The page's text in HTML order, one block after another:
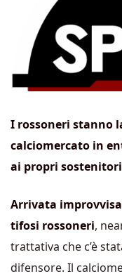
I rossoneri stanno
calciomercato in
ai propri
Arrivata
tifosi rossoneri,
trattativa che c’è
difensore. Il